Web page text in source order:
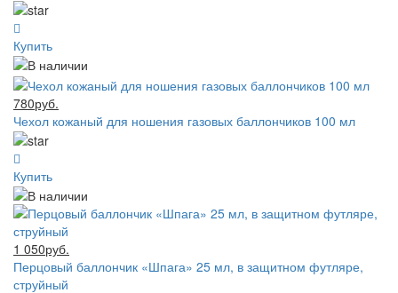
Купить
780руб.
Чехол кожаный для ношения газовых баллончиков 100 мл
Купить
1 050руб.
Перцовый баллончик «Шпага» 25 мл, в защитном футляре,
струйный